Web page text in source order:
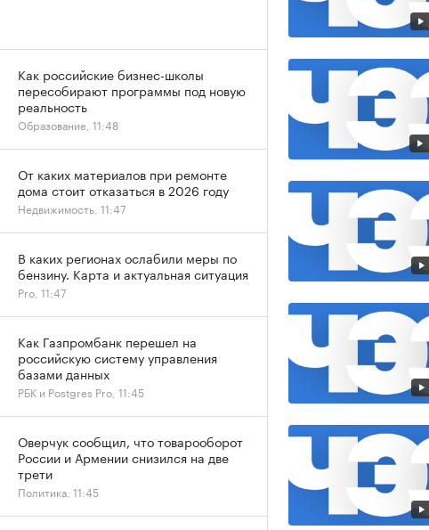
Как российские бизнес-школы
пересобирают программы под новую
реальность
Образование, 11:48
От каких материалов при ремонте
дома стоит отказаться в 2026 году
Недвижимость, 11:47
В каких регионах ослабили меры по
бензину. Карта и актуальная ситуация
Pro, 11:47
Как Газпромбанк перешел на
российскую систему управления
базами данных
РБК и Postgres Pro, 11:45
Оверчук сообщил, что товарооборот
России и Армении снизился на две
трети
Политика, 11:45